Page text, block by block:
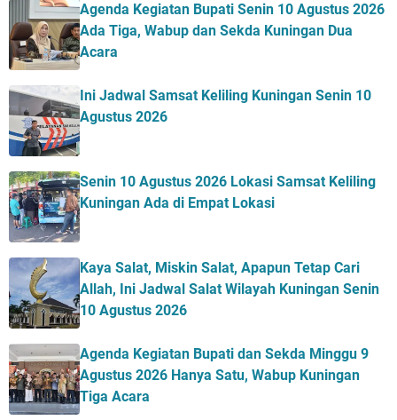
Agenda Kegiatan Bupati Senin 10 Agustus 2026
Ada Tiga, Wabup dan Sekda Kuningan Dua
Acara
Ini Jadwal Samsat Keliling Kuningan Senin 10
Agustus 2026
Senin 10 Agustus 2026 Lokasi Samsat Keliling
Kuningan Ada di Empat Lokasi
Kaya Salat, Miskin Salat, Apapun Tetap Cari
Allah, Ini Jadwal Salat Wilayah Kuningan Senin
10 Agustus 2026
Agenda Kegiatan Bupati dan Sekda Minggu 9
Agustus 2026 Hanya Satu, Wabup Kuningan
Tiga Acara